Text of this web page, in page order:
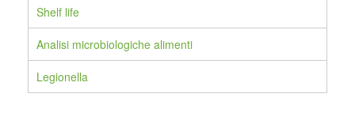
Shelf life
Analisi microbiologiche alimenti
Legionella